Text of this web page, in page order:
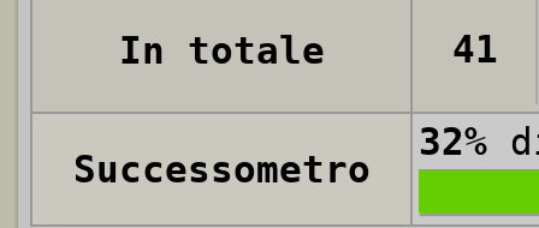
In totale 41
Successometro
32%